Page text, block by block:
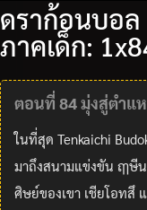
ดราก้อนบอล
ภาคเด็ก:
ตอนที่ 84 มุ่งสู่ตำแ
ในที่สุด Tenkaichi
มาถึงสนามแข่งขัน ฤๅษี
ศิษย์ของเขา เชียโอทสึ